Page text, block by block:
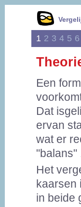
1 2 3 4 5 6
Een
Dat
ervan
wat er
"balans"
Het
kaarsen
in beide